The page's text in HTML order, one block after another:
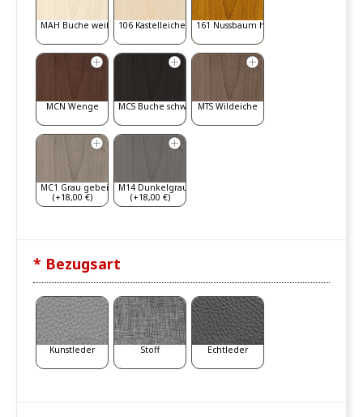
MAH Buche weiß gebeizt106 Kastelleiche 161 Nussbaum hell
MCN Wenge MCS Buche schwarzMTS Wildeiche
MC1 Grau gebeizt
(+18,00 €)
M14 Dunkelgrau
(+18,00 €)
* Bezugsart
Kunstleder Stoff Echtleder